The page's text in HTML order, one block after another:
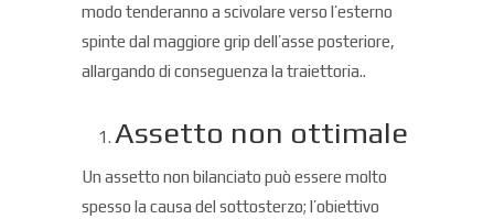
modo tenderanno a scivolare verso l’esterno
spinte dal maggiore grip dell’asse posteriore,
allargando di conseguenza la traiettoria..
Assetto non ottimale
Un assetto non bilanciato può essere molto
spesso la causa del sottosterzo; l’obiettivo